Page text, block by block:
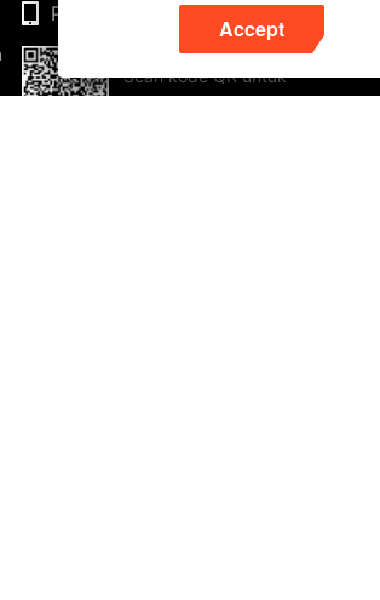
Accept
Phone
Scan kode QR untuk
mengunduh sekarang!